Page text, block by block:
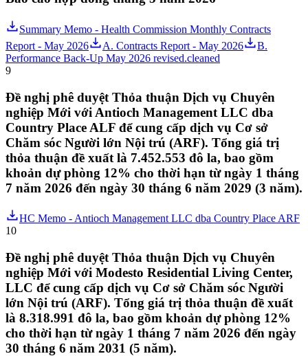
Summary Memo - Health Commission Monthly Contracts
Report - May 2026
A. Contracts Report - May 2026
B.
Performance Back-Up May 2026 revised.cleaned
9
Đề nghị phê duyệt Thỏa thuận Dịch vụ Chuyên
nghiệp Mới với Antioch Management LLC dba
Country Place ALF để cung cấp dịch vụ Cơ sở
Chăm sóc Người lớn Nội trú (ARF). Tổng giá trị
thỏa thuận đề xuất là 7.452.553 đô la, bao gồm
khoản dự phòng 12% cho thời hạn từ ngày 1 tháng
7 năm 2026 đến ngày 30 tháng 6 năm 2029 (3 năm).
HC Memo - Antioch Management LLC dba Country Place ARF
10
Đề nghị phê duyệt Thỏa thuận Dịch vụ Chuyên
nghiệp Mới với Modesto Residential Living Center,
LLC để cung cấp dịch vụ Cơ sở Chăm sóc Người
lớn Nội trú (ARF). Tổng giá trị thỏa thuận đề xuất
là 8.318.991 đô la, bao gồm khoản dự phòng 12%
cho thời hạn từ ngày 1 tháng 7 năm 2026 đến ngày
30 tháng 6 năm 2031 (5 năm).